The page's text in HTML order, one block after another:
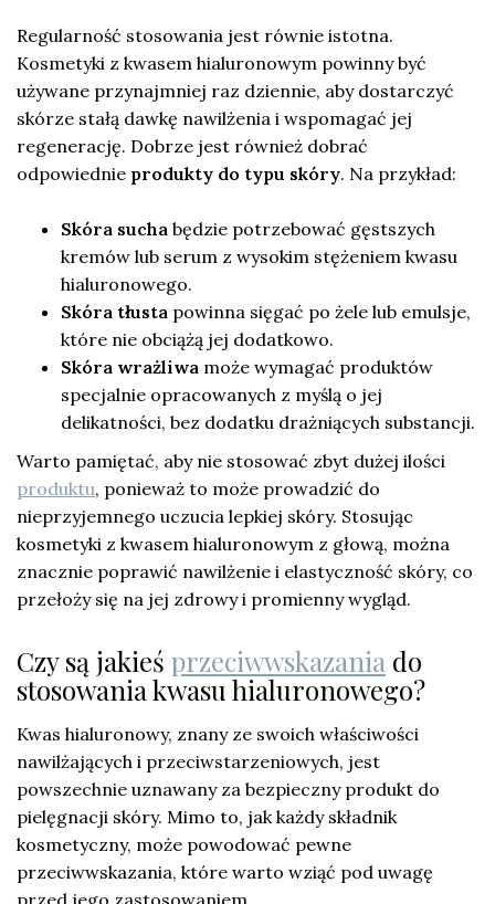
Regularność stosowania jest równie istotna.
Kosmetyki z kwasem hialuronowym powinny być
używane przynajmniej raz dziennie, aby dostarczyć
skórze stałą dawkę nawilżenia i wspomagać jej
regenerację. Dobrze jest również dobrać
odpowiednie produkty do typu skóry. Na przykład:
Skóra sucha będzie potrzebować gęstszych
kremów lub serum z wysokim stężeniem kwasu
hialuronowego.
Skóra tłusta powinna sięgać po żele lub emulsje,
które nie obciążą jej dodatkowo.
Skóra wrażliwa może wymagać produktów
specjalnie opracowanych z myślą o jej
delikatności, bez dodatku drażniących substancji.
Warto pamiętać, aby nie stosować zbyt dużej ilości
produktu, ponieważ to może prowadzić do
nieprzyjemnego uczucia lepkiej skóry. Stosując
kosmetyki z kwasem hialuronowym z głową, można
znacznie poprawić nawilżenie i elastyczność skóry, co
przełoży się na jej zdrowy i promienny wygląd.
Czy są jakieś przeciwwskazania do
stosowania kwasu hialuronowego?
Kwas hialuronowy, znany ze swoich właściwości
nawilżających i przeciwstarzeniowych, jest
powszechnie uznawany za bezpieczny produkt do
pielęgnacji skóry. Mimo to, jak każdy składnik
kosmetyczny, może powodować pewne
przeciwwskazania, które warto wziąć pod uwagę
przed jego zastosowaniem.